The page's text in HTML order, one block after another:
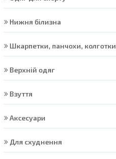
Нижня білизна
Шкарпетки, панчохи, колготки
Верхній одяг
Взуття
Аксесуари
Для схуднення